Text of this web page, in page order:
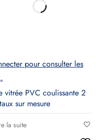
pour consulter les
vitrée PVC coulissante 2
sur mesure
la suite